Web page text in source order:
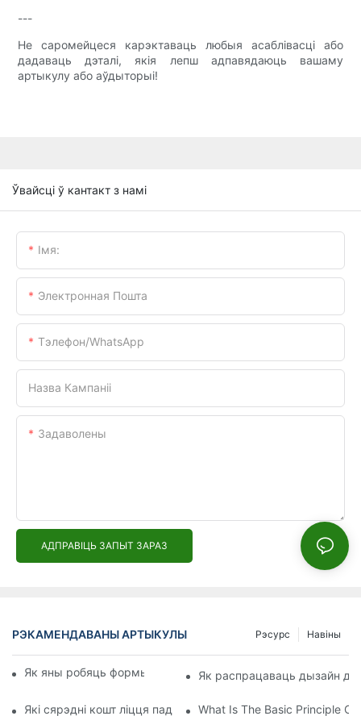
---
Не саромейцеся карэктаваць любыя асаблівасці або
дадаваць дэталі, якія лепш адпавядаюць вашаму
артыкулу або аўдыторыі!
Ўвайсці ў кантакт з намі
Імя:
Электронная Пошта
Тэлефон/WhatsApp
Назва Кампаніі
Задаволены
АДПРАВІЦЬ ЗАПЫТ ЗАРАЗ
РЭКАМЕНДАВАНЫ АРТЫКУЛЫ Навіны
Рэсурс
Як яны робяць формы для ліцця пад ціскам?
Як распрацаваць дызайн
Які сярэдні кошт ліцця пад ціскам?What Is The Basic Principle